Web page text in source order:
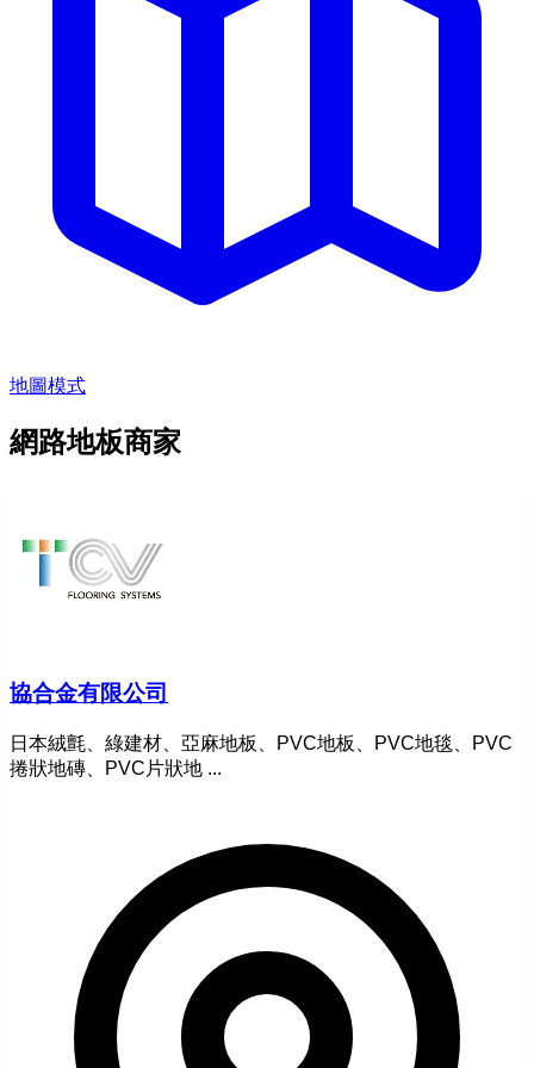
地圖模式
網路地板商家
協合金有限公司
日本絨氈、綠建材、亞麻地板、PVC地板、PVC地毯、PVC
捲狀地磚、PVC片狀地 ...